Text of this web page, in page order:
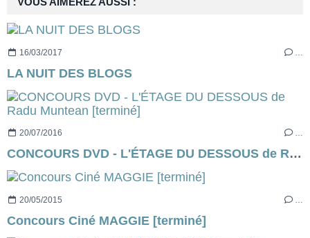
VOUS AIMEREZ AUSSI :
16/03/2017
LA NUIT DES BLOGS
20/07/2016 …
CONCOURS DVD - L'ÉTAGE DU DESSOUS de Radu Muntean [terminé]
20/05/2015
Concours Ciné MAGGIE [terminé]